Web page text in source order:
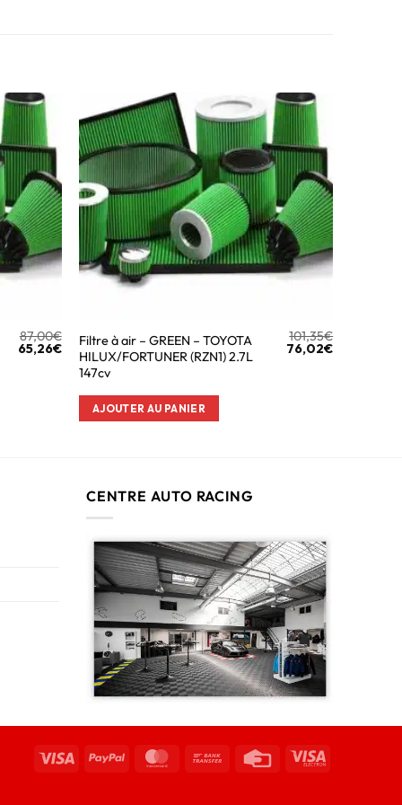
87,00€
65,26€
Filtre à air – GREEN – TOYOTA
HILUX/FORTUNER (RZN1) 2.7L
147cv
101,35€
76,02€
AJOUTER AU PANIER
CENTRE AUTO RACING